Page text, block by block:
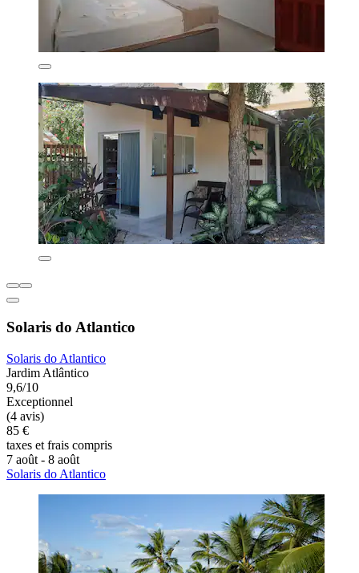
Solaris do Atlantico
Solaris do Atlantico
Jardim Atlântico
9,6/10
Exceptionnel
(4 avis)
85 €
taxes et frais compris
7 août - 8 août
Solaris do Atlantico